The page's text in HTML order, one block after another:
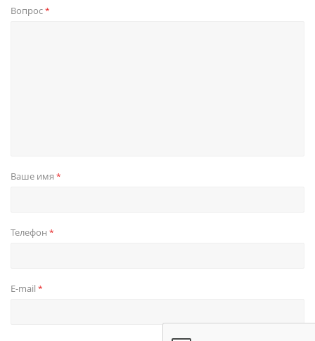
Вопрос*
Ваше имя *
Телефон *
E-mail *